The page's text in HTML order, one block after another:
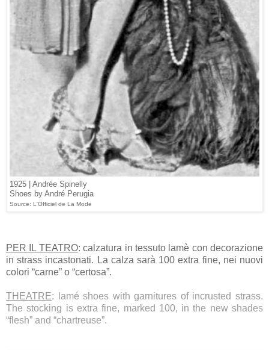
1925 | Andrée Spinelly
Shoes by André Perugia
Source: L'Officiel de La Mode
PER IL TEATRO: calzatura in tessuto lamè con decorazione
in strass incastonati. La calza sarà 100 extra fine, nei nuovi
colori “carne” o “certosa”.
THEATRE: lamé shoes with garnitures of incrusted strass.
The stocking is extra fine, marked 100, in the new shades
“flesh” and “chartreuse”.